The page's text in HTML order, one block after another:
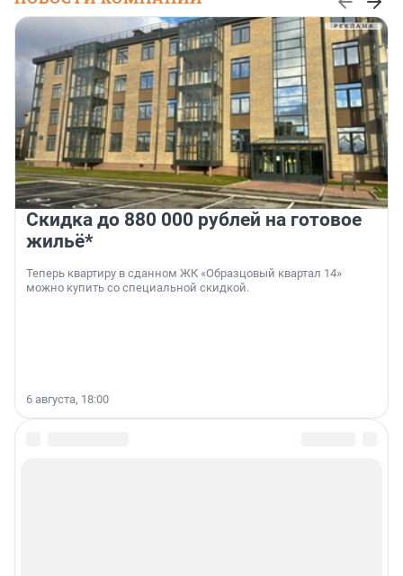
Скидка до 880 000 рублей на готовое
жильё*
Теперь квартиру в сданном ЖК «Образцовый квартал 14»
можно купить со специальной скидкой.
6 августа, 18:00